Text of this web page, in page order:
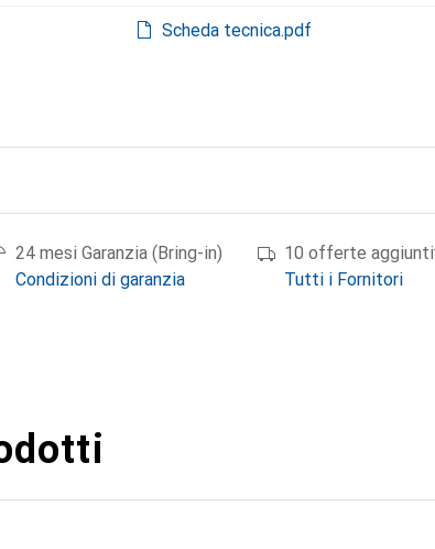
Scheda tecnica.pdf
24 mesi Garanzia (Bring-in)
Condizioni di garanzia
10 offerte
Tutti i Fornitori